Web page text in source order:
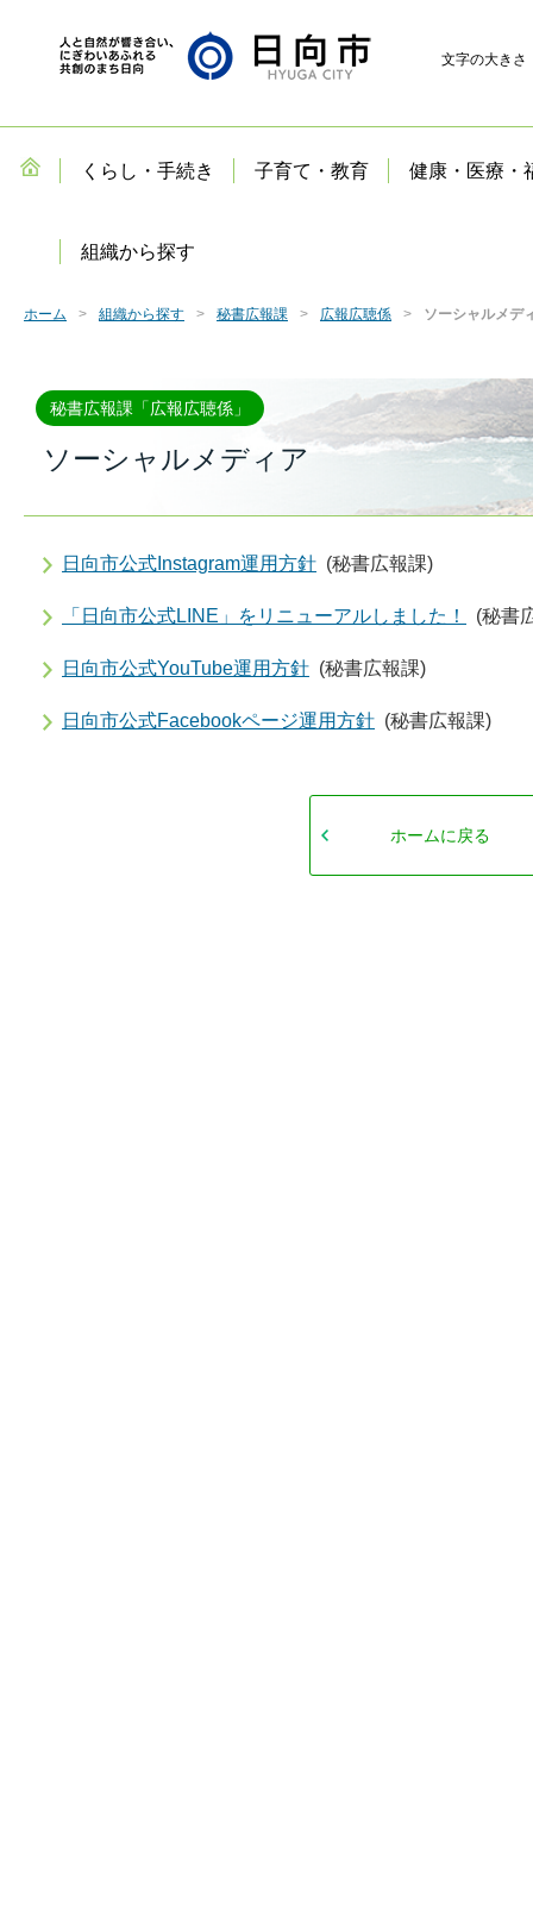
文字の大きさ
くらし・手続き 子育て・教育 健康・医療・
組織から探す
ホーム 組織から探す 秘書広報課 広報広聴係 ソーシャルメデ
秘書広報課「広報広聴係」
ソーシャルメディア
日向市公式Instagram運用方針 (秘書広報課)
「日向市公式LINE」をリニューアルしました！ (秘書
日向市公式YouTube運用方針 (秘書広報課)
日向市公式Facebookページ運用方針 (秘書広報課)
ホームに戻る